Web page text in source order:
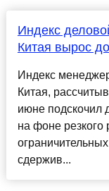
Индекс
Китая вырос
Индекс
Китая,
июне подскочил
на фоне резкого
сдержив...